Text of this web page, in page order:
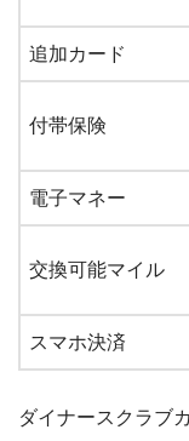
追加カード
付帯保険
電子マネー
交換可能マイル
スマホ決済
ダイナースクラブ